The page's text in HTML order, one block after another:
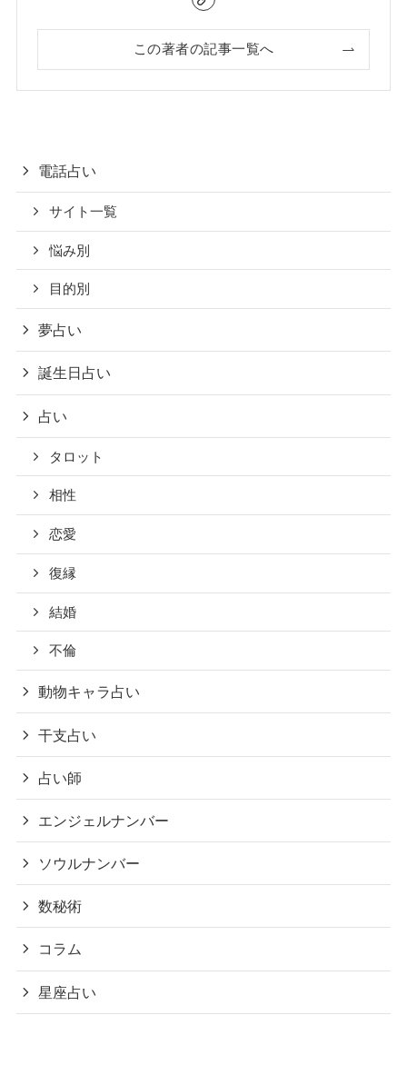
この著者の記事一覧へ
電話占い
サイト一覧
悩み別
目的別
夢占い
誕生日占い
占い
タロット
相性
恋愛
復縁
結婚
不倫
動物キャラ占い
干支占い
占い師
エンジェルナンバー
ソウルナンバー
数秘術
コラム
星座占い